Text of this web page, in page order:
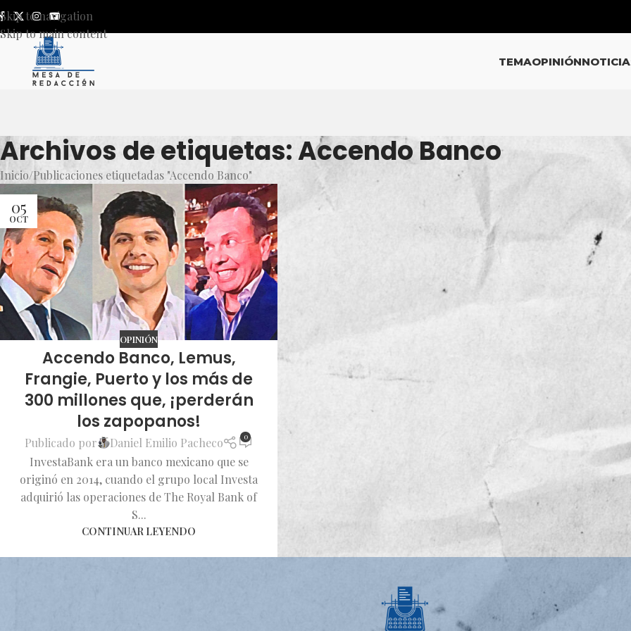
Skip to navigation
Skip to main content
TEMAOPINIÓN
Archivos de etiquetas: Accendo Banco
Inicio Publicaciones etiquetadas "Accendo Banco"
05
OCT
OPINIÓN
Accendo Banco, Lemus,
Frangie, Puerto y los más de
300 millones que, ¡perderán
los zapopanos!
Publicado por Daniel Emilio Pacheco 0
InvestaBank era un banco mexicano que se
originó en 2014, cuando el grupo local Investa
adquirió las operaciones de The Royal Bank of
S...
CONTINUAR LEYENDO